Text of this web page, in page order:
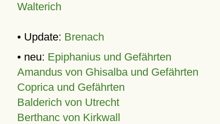
Walterich
• Update: Brenach
• neu: Epiphanius und Gefährten
Amandus von Ghisalba und Gefährten
Coprica und Gefährten
Balderich von Utrecht
Berthanc von Kirkwall